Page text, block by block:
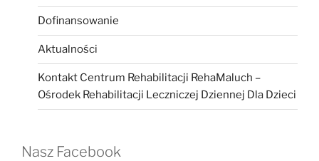
Dofinansowanie
Aktualności
Kontakt Centrum Rehabilitacji RehaMaluch –
Ośrodek Rehabilitacji Leczniczej Dziennej Dla Dzieci
Nasz Facebook